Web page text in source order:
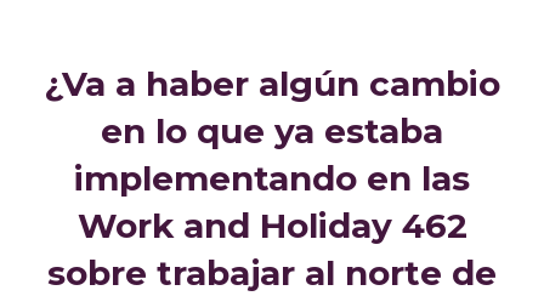
¿Va a haber algún cambio
en lo que ya estaba
implementando en las
Work and Holiday 462
sobre trabajar al norte de